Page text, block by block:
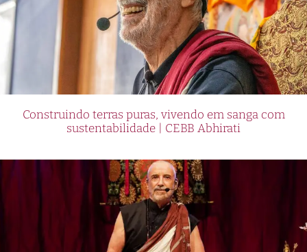
Construindo terras puras, vivendo em sanga com
sustentabilidade | CEBB Abhirati